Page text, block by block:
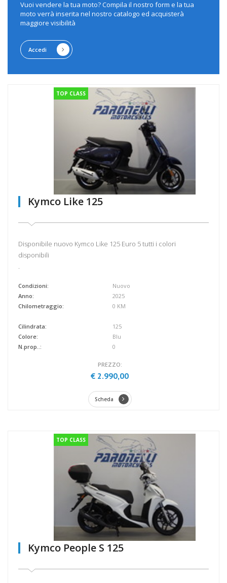
Vuoi vendere la tua moto? Compila il nostro form e la tua
moto verrà inserita nel nostro catalogo ed acquisterà
maggiore visibilità
Accedi
TOP CLASS
Kymco Like 125
Disponibile nuovo Kymco Like 125 Euro 5 tutti i colori
disponibili
.
Condizioni:
Anno:
Chilometraggio:
Nuovo
2025
0 KM
Cilindrata:
Colore:
N.prop..:
125
Blu
0
PREZZO:
€ 2.990,00
Scheda
TOP CLASS
Kymco People S 125